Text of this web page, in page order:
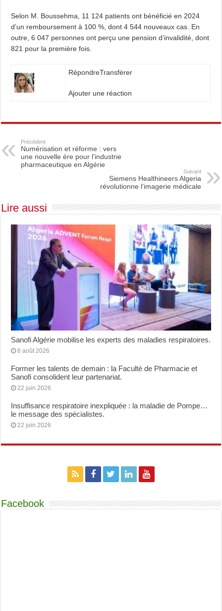
Selon M. Boussehma, 11 124 patients ont bénéficié en 2024
d’un remboursement à 100 %, dont 4 544 nouveaux cas. En
outre, 6 047 personnes ont perçu une pension d’invalidité, dont
821 pour la première fois.
RépondreTransférer
Ajouter une réaction
Précédent
Numérisation et réforme : vers
une nouvelle ère pour l’industrie
pharmaceutique en Algérie
Suivant
Siemens Healthineers Algeria
révolutionne l’imagerie médicale
Lire aussi
Sanofi Algérie mobilise les experts des maladies respiratoires.
6 août 2026
Former les talents de demain : la Faculté de Pharmacie et
Sanofi consolident leur partenariat.
22 juin 2026
Insuffisance respiratoire inexpliquée : la maladie de Pompe…
le message des spécialistes.
22 juin 2026
Facebook